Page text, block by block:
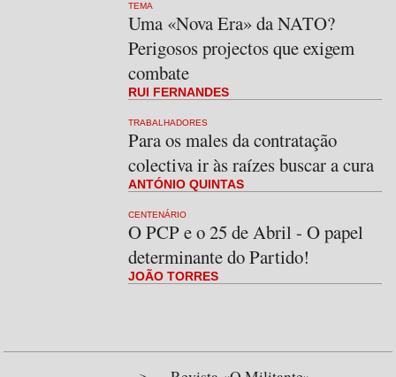
TEMA
Uma «Nova Era» da NATO?
Perigosos projectos que exigem
combate
RUI FERNANDES
TRABALHADORES
Para os males da contratação
colectiva ir às raízes buscar a cura
ANTÓNIO QUINTAS
CENTENÁRIO
O PCP e o 25 de Abril - O papel
determinante do Partido!
JOÃO TORRES